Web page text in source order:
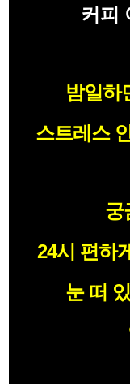
커피
밤일하
스트레스
궁
24시 편하
눈 떠